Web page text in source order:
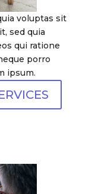
voluptas sit
sed quia
qui ratione
porro
ipsum.